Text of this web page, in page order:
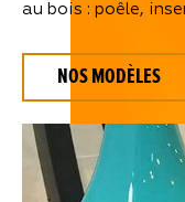
au bois : poêle,
NOS MODÈLES